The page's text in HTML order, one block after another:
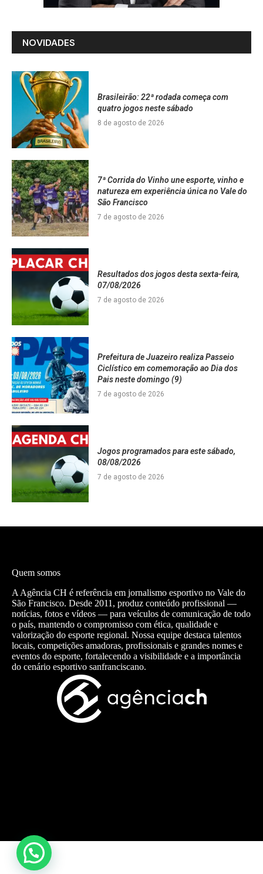
NOVIDADES
Brasileirão: 22ª rodada começa com
quatro jogos neste sábado
8 de agosto de 2026
7ª Corrida do Vinho une esporte, vinho e
natureza em experiência única no Vale do
São Francisco
7 de agosto de 2026
Resultados dos jogos desta sexta-feira,
07/08/2026
7 de agosto de 2026
Prefeitura de Juazeiro realiza Passeio
Ciclístico em comemoração ao Dia dos
Pais neste domingo (9)
7 de agosto de 2026
Jogos programados para este sábado,
08/08/2026
7 de agosto de 2026
Quem somos
A Agência CH é referência em jornalismo esportivo no Vale do
São Francisco. Desde 2011, produz conteúdo profissional —
notícias, fotos e vídeos — para veículos de comunicação de todo
o país, mantendo o compromisso com ética, qualidade e
valorização do esporte regional. Nossa equipe destaca talentos
locais, competições amadoras, profissionais e grandes nomes e
eventos do esporte, fortalecendo a visibilidade e a importância
do cenário esportivo sanfranciscano.